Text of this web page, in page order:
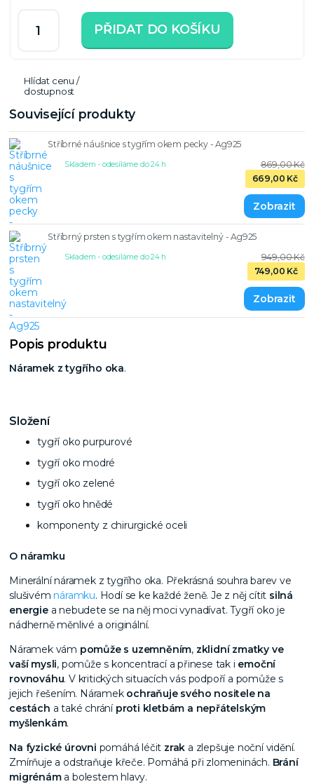
PŘIDAT DO KOŠÍKU
Hlídat cenu /
dostupnost
Související produkty
Stříbrné náušnice s tygřím okem pecky - Ag925
869,00 Kč
669,00 Kč
Skladem - odesíláme do 24 h
Stříbrný prsten s tygřím okem nastavitelný - Ag925
949,00 Kč
749,00 Kč
Skladem - odesíláme do 24 h
Popis produktu
Náramek z tygřího oka.
Složení
tygří oko purpurové
tygří oko modré
tygří oko zelené
tygří oko hnědé
komponenty z chirurgické oceli
O náramku
Minerální náramek z tygřího oka. Překrásná souhra barev ve
slušivém náramku. Hodí se ke každé ženě. Je z něj cítit silná
energiea nebudete se na něj moci vynadívat. Tygří oko je
nádherně měnlivé a originální.
Náramek vám pomůže s uzemněním, zklidní zmatky ve
vaší mysli, pomůže s koncentrací a přinese tak i emoční
rovnováhu. V kritických situacích vás podpoří a pomůže s
jejich řešením. Náramek ochraňuje svého nositele na
cestách a také chrání proti kletbám a nepřátelským
myšlenkám.
Na fyzické úrovni pomáhá léčit zrak a zlepšuje noční vidění.
Zmírňuje a odstraňuje křeče. Pomáhá při zlomeninách. Brání
migrénáma bolestem hlavy.